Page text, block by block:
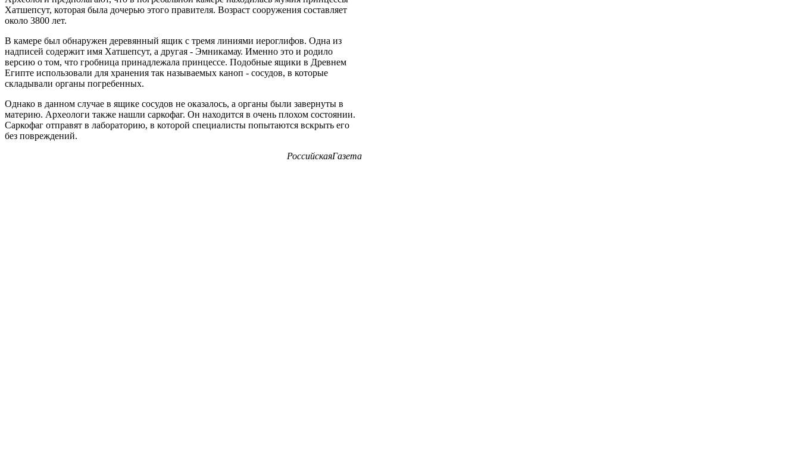
Хатшепсут, которая была дочерью этого правителя. Возраст сооружения составляет
около 3800 лет.
В камере был обнаружен деревянный ящик с тремя линиями иероглифов. Одна из
надписей содержит имя Хатшепсут, а другая - Эмникамау. Именно это и родило
версию о том, что гробница принадлежала принцессе. Подобные ящики в Древнем
Египте использовали для хранения так называемых каноп - сосудов, в которые
складывали органы погребенных.
Однако в данном случае в ящике сосудов не оказалось, а органы были завернуты в
материю. Археологи также нашли саркофаг. Он находится в очень плохом состоянии.
Саркофаг отправят в лабораторию, в которой специалисты попытаются вскрыть его
без повреждений.
РоссийскаяГазета